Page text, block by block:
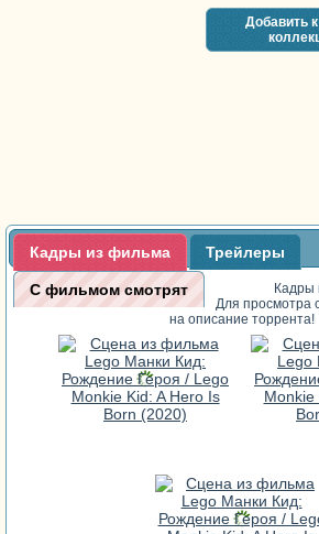
Добавить
Кадры из фильма Трейлеры
С фильмом смотрят
Кадры
Для просмотра
на описание торрента!